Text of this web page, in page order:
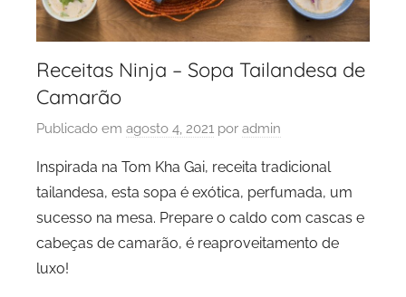
Receitas Ninja – Sopa Tailandesa de
Camarão
Publicado em agosto 4, 2021 por admin
Inspirada na Tom Kha Gai, receita tradicional
tailandesa, esta sopa é exótica, perfumada, um
sucesso na mesa. Prepare o caldo com cascas e
cabeças de camarão, é reaproveitamento de
luxo!